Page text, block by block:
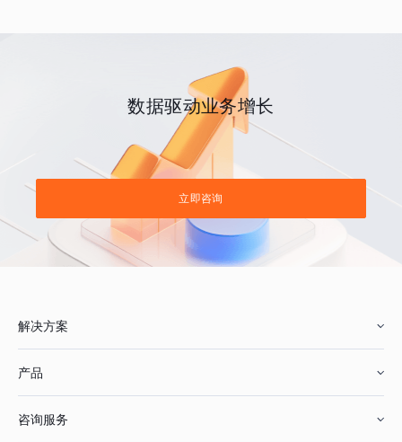
数据驱动业务增长
立即咨询
解决方案
产品
咨询服务